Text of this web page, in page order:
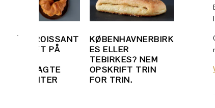
SPRØD CROISSANT
– OPSKRIFT PÅ
HJEMMEBAGTE
CROISSANTER
KØBENHAVNERBIRK
ES ELLER
TEBIRKES? NEM
OPSKRIFT TRIN
FOR TRIN.